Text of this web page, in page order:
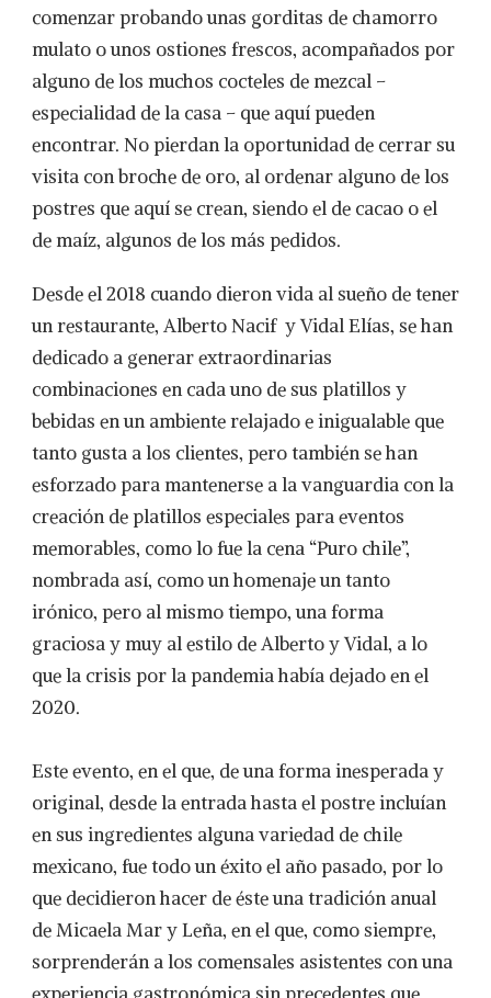
comenzar probando unas gorditas de chamorro
mulato o unos ostiones frescos, acompañados por
alguno de los muchos cocteles de mezcal –
especialidad de la casa – que aquí pueden
encontrar. No pierdan la oportunidad de cerrar su
visita con broche de oro, al ordenar alguno de los
postres que aquí se crean, siendo el de cacao o el
de maíz, algunos de los más pedidos.
Desde el 2018 cuando dieron vida al sueño de tener
un restaurante, Alberto Nacif y Vidal Elías, se han
dedicado a generar extraordinarias
combinaciones en cada uno de sus platillos y
bebidas en un ambiente relajado e inigualable que
tanto gusta a los clientes, pero también se han
esforzado para mantenerse a la vanguardia con la
creación de platillos especiales para eventos
memorables, como lo fue la cena “Puro chile”,
nombrada así, como un homenaje un tanto
irónico, pero al mismo tiempo, una forma
graciosa y muy al estilo de Alberto y Vidal, a lo
que la crisis por la pandemia había dejado en el
2020.
Este evento, en el que, de una forma inesperada y
original, desde la entrada hasta el postre incluían
en sus ingredientes alguna variedad de chile
mexicano, fue todo un éxito el año pasado, por lo
que decidieron hacer de éste una tradición anual
de Micaela Mar y Leña, en el que, como siempre,
sorprenderán a los comensales asistentes con una